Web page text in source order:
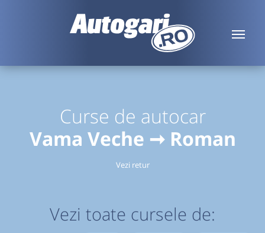
Curse de autocar
Vama Veche ➞ Roman
Vezi retur
Vezi toate cursele de: